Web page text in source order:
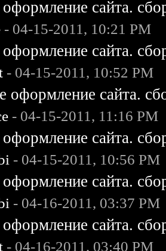
сайта.
- 04-15-2011, 10:21 PM
сайта.
- 04-15-2011, 10:52 PM
оформление сайта.
- 04-15-2011, 11:16 PM
сайта.
- 04-15-2011, 10:56 PM
сайта.
- 04-16-2011, 03:37 PM
сайта.
- 04-16-2011, 03:40 PM